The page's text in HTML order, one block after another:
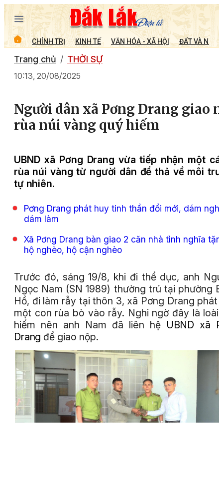
CHÍNH TRỊ KINH TẾ VĂN HÓA - XÃ HỘI ĐẤT VÀ
Trang chủ THỜI SỰ
10:13, 20/08/2025
Người dân xã Pơng Drang giao
rùa núi vàng quý hiếm
UBND xã Pơng Drang vừa tiếp nhận một
rùa núi vàng từ người dân để thả về môi
tự nhiên.
Pơng Drang phát huy tinh thần đổi mới, dám nghĩ
dám làm
Xã Pơng Drang bàn giao 2 căn nhà tình nghĩa
hộ nghèo, hộ cận nghèo
Trước đó, sáng 19/8, khi đi thể dục, anh
Ngọc Nam (SN 1989) thường trú tại phường
Hồ, đi làm rẫy tại thôn 3, xã Pơng Drang phát
một con rùa bò vào rẫy. Nghi ngờ đây là loài
hiếm nên anh Nam đã liên hệ UBND xã
Drang để giao nộp.